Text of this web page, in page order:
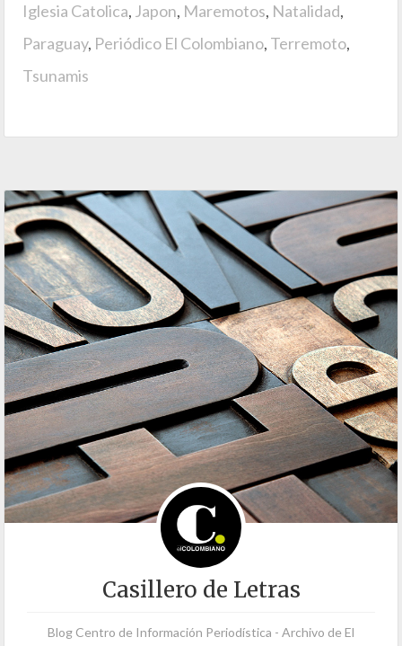
Iglesia Catolica, Japon, Maremotos, Natalidad,
Paraguay, Periódico El Colombiano, Terremoto,
Tsunamis
Casillero de Letras
Blog Centro de Información Periodística - Archivo de El